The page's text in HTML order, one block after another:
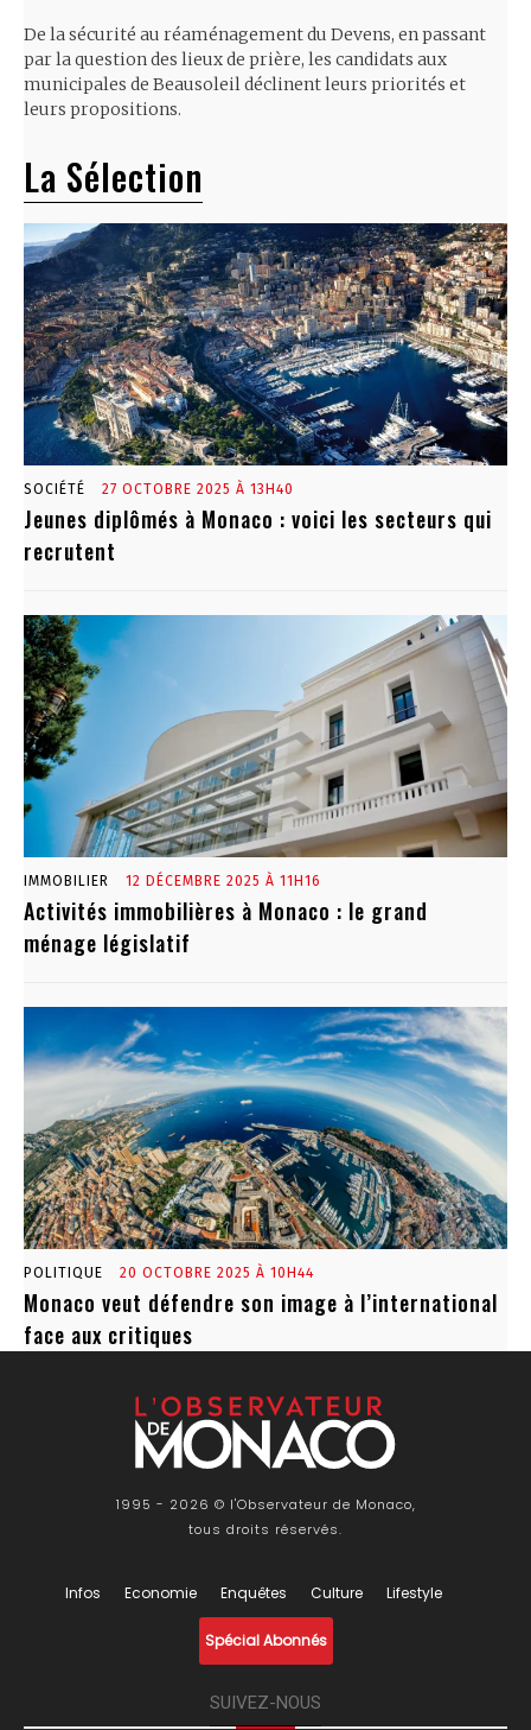
De la sécurité au réaménagement du Devens, en passant
par la question des lieux de prière, les candidats aux
municipales de Beausoleil déclinent leurs priorités et
leurs propositions.
La Sélection
SOCIÉTÉ 27 OCTOBRE 2025 À 13H40
Jeunes diplômés à Monaco : voici les secteurs qui
recrutent
IMMOBILIER 12 DÉCEMBRE 2025 À 11H16
Activités immobilières à Monaco : le grand
ménage législatif
POLITIQUE 20 OCTOBRE 2025 À 10H44
Monaco veut défendre son image à l’international
face aux critiques
1995 - 2026 © l'Observateur de Monaco,
tous droits réservés.
Infos Economie Enquêtes Culture Lifestyle
Spécial Abonnés
SUIVEZ-NOUS